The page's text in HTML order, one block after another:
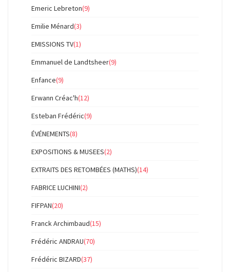
Emeric Lebreton(9)
Emilie Ménard(3)
EMISSIONS TV(1)
Emmanuel de Landtsheer(9)
Enfance(9)
Erwann Créac'h(12)
Esteban Frédéric(9)
ÉVÉNEMENTS(8)
EXPOSITIONS & MUSEES(2)
EXTRAITS DES RETOMBÉES (MATHS)(14)
FABRICE LUCHINI(2)
FIFPAN(20)
Franck Archimbaud(15)
Frédéric ANDRAU(70)
Frédéric BIZARD(37)